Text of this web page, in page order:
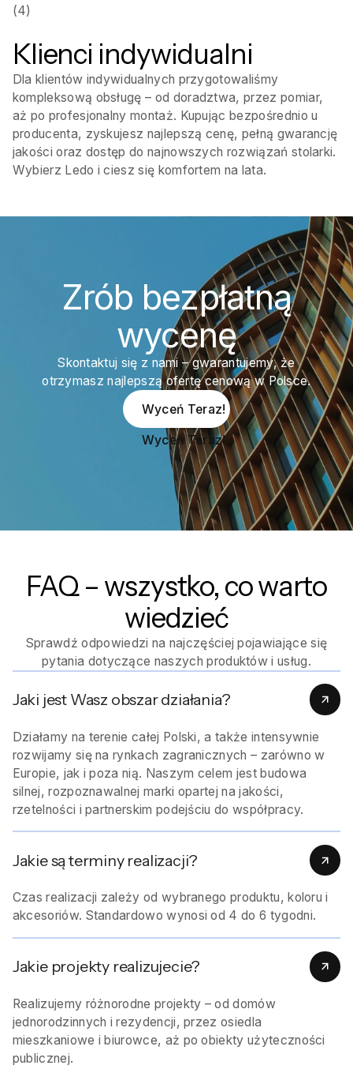
(4)
Klienci indywidualni
Dla klientów indywidualnych przygotowaliśmy
kompleksową obsługę – od doradztwa, przez pomiar,
aż po profesjonalny montaż. Kupując bezpośrednio u
producenta, zyskujesz najlepszą cenę, pełną gwarancję
jakości oraz dostęp do najnowszych rozwiązań stolarki.
Wybierz Ledo i ciesz się komfortem na lata.
Zrób bezpłatną
wycenę
Skontaktuj się z nami – gwarantujemy, że
otrzymasz najlepszą ofertę cenową w Polsce.
Wyceń Teraz!
Wyceń Teraz!
FAQ – wszystko, co warto
wiedzieć
Sprawdź odpowiedzi na najczęściej pojawiające się
pytania dotyczące naszych produktów i usług.
Jaki jest Wasz obszar działania?
Działamy na terenie całej Polski, a także intensywnie
rozwijamy się na rynkach zagranicznych – zarówno w
Europie, jak i poza nią. Naszym celem jest budowa
silnej, rozpoznawalnej marki opartej na jakości,
rzetelności i partnerskim podejściu do współpracy.
Jakie są terminy realizacji?
Czas realizacji zależy od wybranego produktu, koloru i
akcesoriów. Standardowo wynosi od 4 do 6 tygodni.
Jakie projekty realizujecie?
Realizujemy różnorodne projekty – od domów
jednorodzinnych i rezydencji, przez osiedla
mieszkaniowe i biurowce, aż po obiekty użyteczności
publicznej.